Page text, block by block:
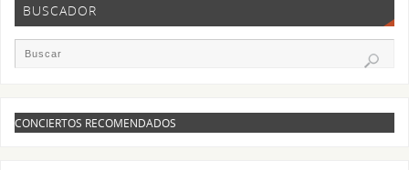
BUSCADOR
CONCIERTOS RECOMENDADOS